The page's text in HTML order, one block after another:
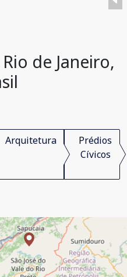
de Janeiro,
Arquitetura
Prédios
Cívicos